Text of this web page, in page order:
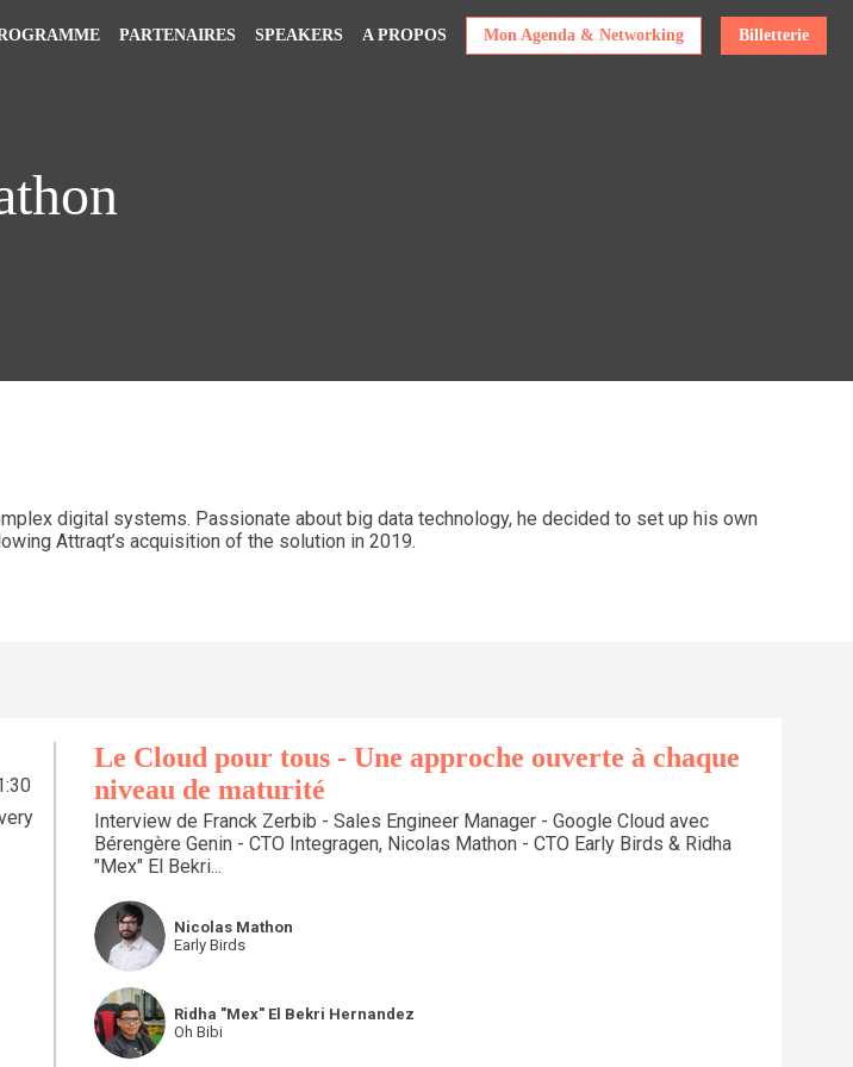
PARTENAIRES SPEAKERS A PROPOS Mon Agenda & Networking Billetterie
digital systems. Passionate about big data technology, he decided to set up his own
Attraqt’s acquisition of the solution in 2019.
Le Cloud pour tous - Une approche ouverte à chaque
niveau de maturité
Interview de Franck Zerbib - Sales Engineer Manager - Google Cloud avec
Bérengère Genin - CTO Integragen, Nicolas Mathon - CTO Early Birds & Ridha
"Mex" El Bekri...
NM Nicolas Mathon
Early Birds
R"EBHRidha "Mex" El Bekri Hernandez
Oh Bibi